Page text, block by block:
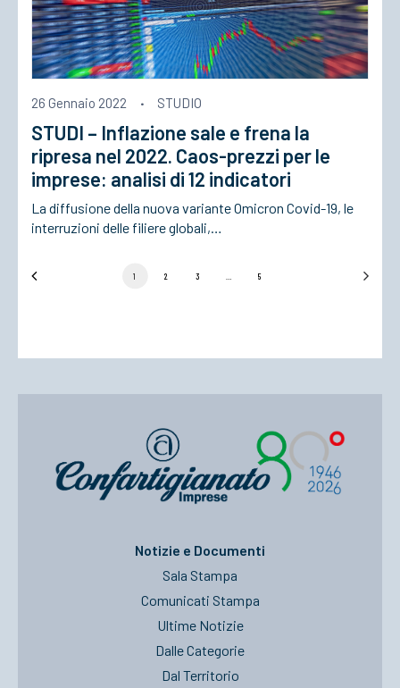
26 Gennaio 2022 · STUDIO
STUDI – Inflazione sale e frena la
ripresa nel 2022. Caos-prezzi per le
imprese: analisi di 12 indicatori
La diffusione della nuova variante Omicron Covid-19, le
interruzioni delle filiere globali,…
1 2 3 5
Notizie e Documenti
Sala Stampa
Comunicati Stampa
Ultime Notizie
Dalle Categorie
Dal Territorio